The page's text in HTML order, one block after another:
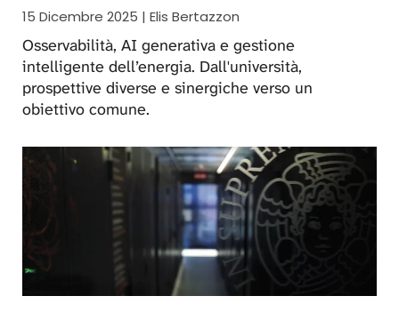
15 Dicembre 2025 | Elis Bertazzon
Osservabilità, AI generativa e gestione
intelligente dell’energia. Dall'università,
prospettive diverse e sinergiche verso un
obiettivo comune.